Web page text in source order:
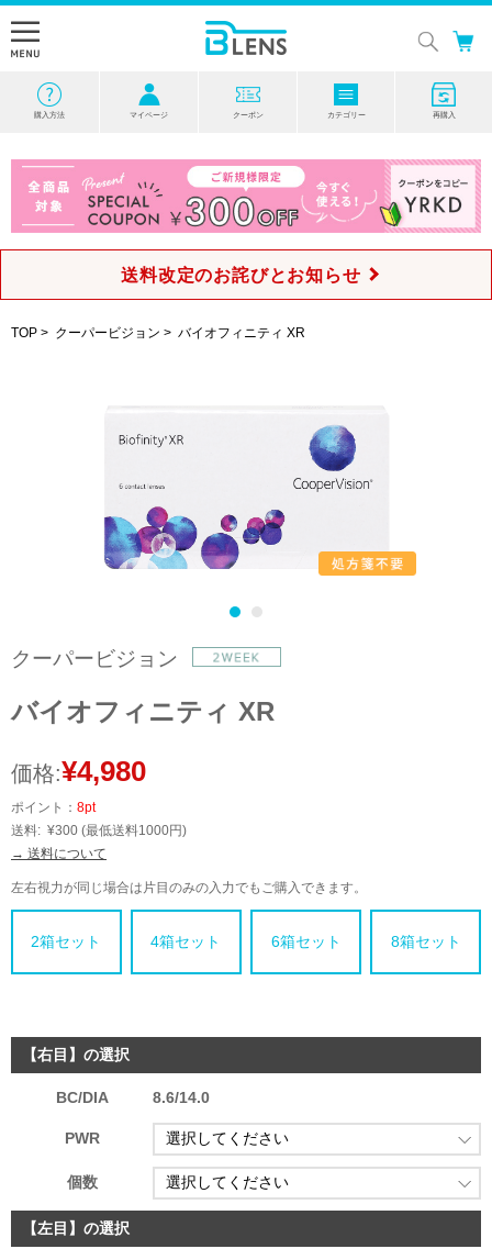
購入方法 マイページ クーポン カテゴリー 再購入
送料改定のお詫びとお知らせ
TOP > クーパービジョン > バイオフィニティ XR
クーパービジョン
バイオフィニティ XR
価格:¥4,980
ポイント： 8pt
送料: ¥300 (最低送料1000円)
→ 送料について
左右視力が同じ場合は片目のみの入力でもご購入できます。
2箱セット 4箱セット 6箱セット 8箱セット
【右目】の選択
BC/DIA 8.6/14.0
PWR
個数
【左目】の選択